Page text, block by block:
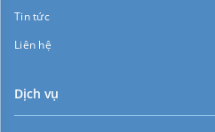
Tin tức
Liên hệ
Dịch vụ